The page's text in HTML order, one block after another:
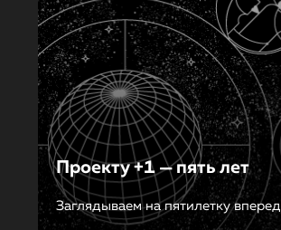
Проекту +1 — пять лет
Заглядываем на пятилетку вперед